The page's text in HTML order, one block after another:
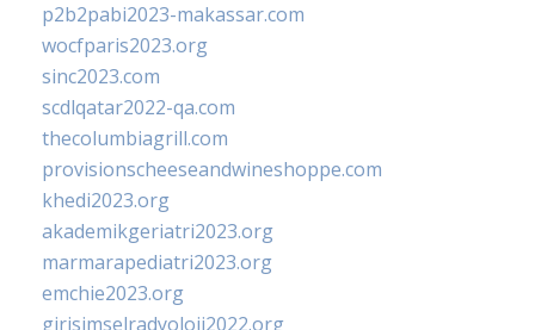
p2b2pabi2023-makassar.com
wocfparis2023.org
sinc2023.com
scdlqatar2022-qa.com
thecolumbiagrill.com
provisionscheeseandwineshoppe.com
khedi2023.org
akademikgeriatri2023.org
marmarapediatri2023.org
emchie2023.org
girisimselradyoloji2022.org